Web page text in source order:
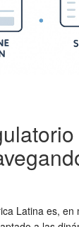
Latina es, en